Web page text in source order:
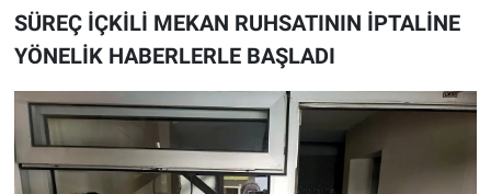
SÜREÇ İÇKİLİ MEKAN RUHSATININ İPTALİNE
YÖNELİK HABERLERLE BAŞLADI